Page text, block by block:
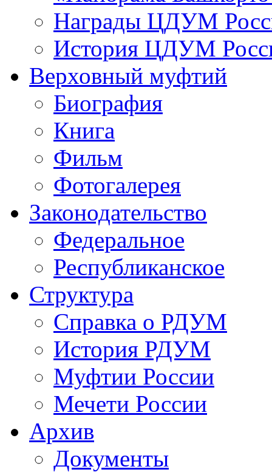
Награды ЦДУМ
История ЦДУМ
Верховный муфтий
Биография
Книга
Фильм
Фотогалерея
Законодательство
Федеральное
Республиканское
Структура
Справка о РДУМ
История РДУМ
Муфтии России
Мечети России
Архив
Документы